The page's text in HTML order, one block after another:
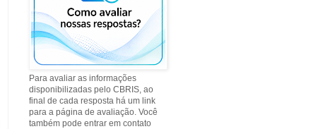
Para avaliar as informações
disponibilizadas pelo CBRIS, ao
final de cada resposta há um link
para a página de avaliação. Você
também pode entrar em contato